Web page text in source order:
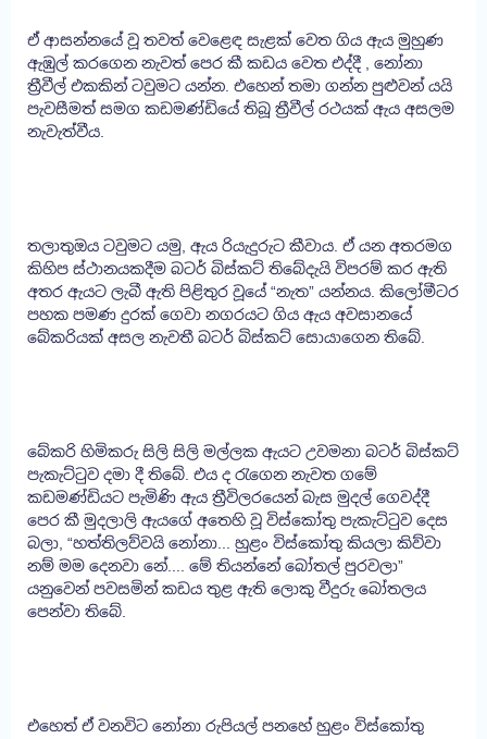
ඒ ආසන්නයේ වූ තවත් වෙළෙඳ සැළක් වෙත ගිය ඇය මුහුණ
ඇඹුල් කරගෙන නැවත් පෙර කී කඩය වෙත එද්දී , නෝනා
ත්‍රීවීල් එකකින් ටවුමට යන්න. එහෙන් තමා ගන්න පුළුවන් යයි
පැවසීමත් සමග කඩමණ්ඩියේ තිබූ ත්‍රීවීල් රථයක් ඇය අසලම
නැවැත්වීය.
තලාතුඔය ටවුමට යමු, ඇය රියැදුරුට කීවාය. ඒ යන අතරමග
කිහිප ස්ථානයකදීම බටර් බිස්කට් තිබේදැයි විපරම් කර ඇති
අතර ඇයට ලැබී ඇති පිළිතුර වූයේ “නැත” යන්නය. කිලෝමීටර
පහක පමණ දුරක් ගෙවා නගරයට ගිය ඇය අවසානයේ
බේකරියක් අසල නැවතී බටර් බිස්කට් සොයාගෙන තිබේ.
බේකරි හිමිකරු සිලි සිලි මල්ලක ඇයට උවමනා බටර් බිස්කට්
පැකැට්ටුව දමා දී තිබේ. එය ද රැගෙන නැවත ගමේ
කඩමණ්ඩියට පැමිණි ඇය ත්‍රීවිලරයෙන් බැස මුදල් ගෙවද්දී
පෙර කී මුදලාලි ඇයගේ අතෙහි වූ විස්කෝතු පැකැට්ටුව දෙස
බලා, “හත්තිලව්වයි නෝනා... හුළං විස්කෝතු කියලා කිව්වා
නම් මම දෙනවා නේ.... මේ තියන්නේ බෝතල් පුරවලා”
යනුවෙන් පවසමින් කඩය තුළ ඇති ලොකු වීදුරු බෝතලය
පෙන්වා තිබේ.
එහෙත් ඒ වනවිට නෝනා රුපියල් පනහේ හුළං විස්කෝතු